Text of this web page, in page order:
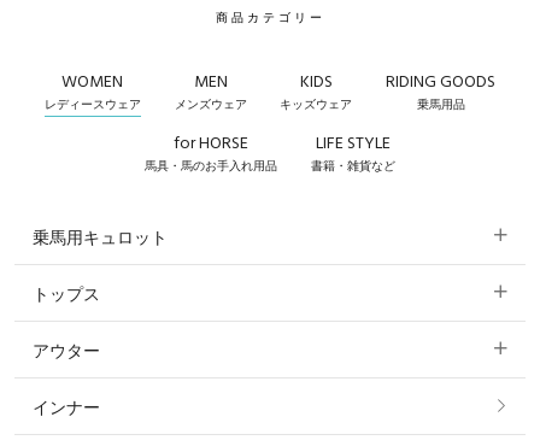
商品カテゴリー
WOMEN
レディースウェア
MEN
メンズウェア
KIDS
キッズウェア
RIDING GOODS
乗馬用品
for HORSE
馬具・馬のお手入れ用品
LIFE STYLE
書籍・雑貨など
乗馬用キュロット
すべてのキュロット
フルグリップ・尻革 キュロット
ニーグリップ・膝革 キュロット
トップス
すべてのトップス
ポロシャツ
アウター
すべてのアウター
インナー